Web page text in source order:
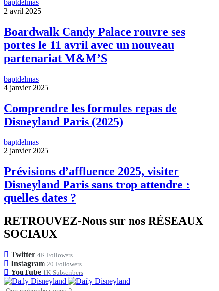
baptdelmas
2 avril 2025
Boardwalk Candy Palace rouvre ses
portes le 11 avril avec un nouveau
partenariat M&M’S
baptdelmas
4 janvier 2025
Comprendre les formules repas de
Disneyland Paris (2025)
baptdelmas
2 janvier 2025
Prévisions d’affluence 2025, visiter
Disneyland Paris sans trop attendre :
quelles dates ?
RETROUVEZ-Nous sur nos RÉSEAUX
SOCIAUX
Twitter 4K Followers
Instagram 20 Followers
YouTube 1K Subscribers